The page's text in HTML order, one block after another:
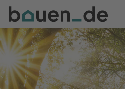
Bauen
Logo
Anmelden